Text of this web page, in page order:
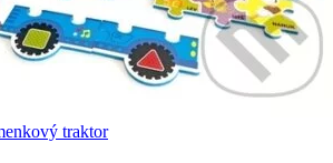
traktor